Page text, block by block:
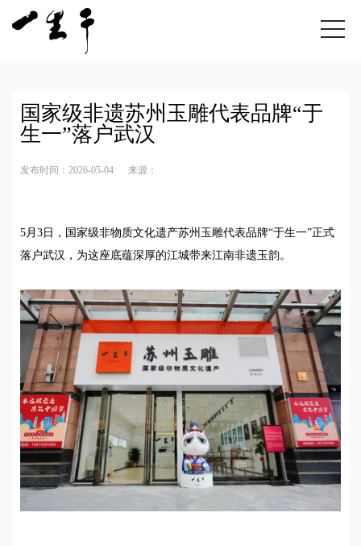
国家级非遗苏州玉雕代表品牌“于
生一”落户武汉
发布时间：2026-05-04 来源：
5月3日，国家级非物质文化遗产苏州玉雕代表品牌“于生一”正式
落户武汉，为这座底蕴深厚的江城带来江南非遗玉韵。